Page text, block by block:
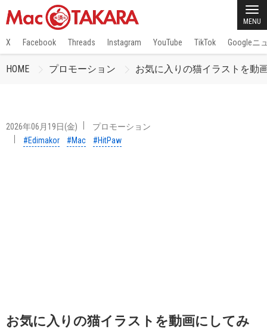
MENU
X Facebook Threads Instagram YouTube TikTok Googleニ
HOME プロモーション お気に入りの猫イラストを動
2026年06月19日(金)
プロモーション
#Edimakor
#Mac #HitPaw
お気に入りの猫イラストを動画にしてみ